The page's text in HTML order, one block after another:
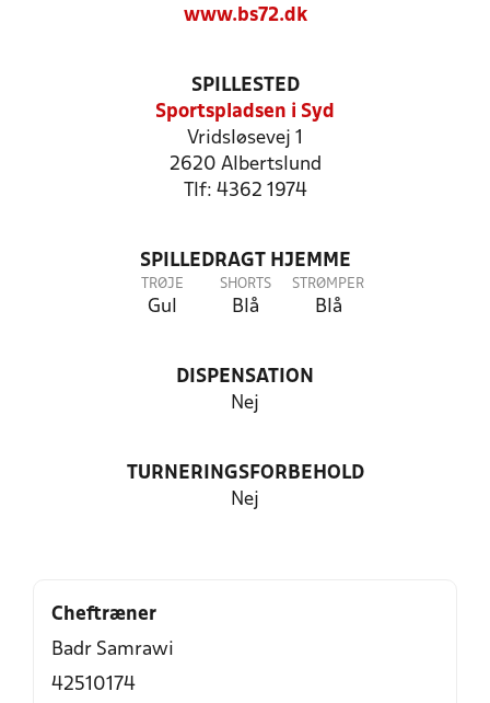
www.bs72.dk
SPILLESTED
Sportspladsen i Syd
Vridsløsevej 1
2620 Albertslund
Tlf: 4362 1974
SPILLEDRAGT HJEMME
TRØJE
Gul
SHORTS
Blå
STRØMPER
Blå
DISPENSATION
Nej
TURNERINGSFORBEHOLD
Nej
Cheftræner
Badr Samrawi
42510174